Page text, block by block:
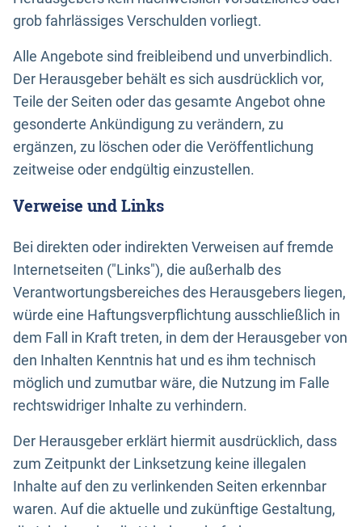
grob fahrlässiges Verschulden vorliegt.
Alle Angebote sind freibleibend und unverbindlich.
Der Herausgeber behält es sich ausdrücklich vor,
Teile der Seiten oder das gesamte Angebot ohne
gesonderte Ankündigung zu verändern, zu
ergänzen, zu löschen oder die Veröffentlichung
zeitweise oder endgültig einzustellen.
Verweise und Links
Bei direkten oder indirekten Verweisen auf fremde
Internetseiten ("Links"), die außerhalb des
Verantwortungsbereiches des Herausgebers liegen,
würde eine Haftungsverpflichtung ausschließlich in
dem Fall in Kraft treten, in dem der Herausgeber von
den Inhalten Kenntnis hat und es ihm technisch
möglich und zumutbar wäre, die Nutzung im Falle
rechtswidriger Inhalte zu verhindern.
Der Herausgeber erklärt hiermit ausdrücklich, dass
zum Zeitpunkt der Linksetzung keine illegalen
Inhalte auf den zu verlinkenden Seiten erkennbar
waren. Auf die aktuelle und zukünftige Gestaltung,